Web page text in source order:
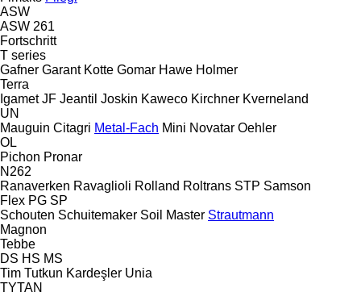
ASW
ASW 261
Fortschritt
T series
Gafner Garant Kotte Gomar Hawe Holmer
Terra
Igamet JF Jeantil Joskin Kaweco Kirchner Kverneland
UN
Mauguin Citagri Metal-Fach Mini Novatar Oehler
OL
Pichon Pronar
N262
Ranaverken Ravaglioli Rolland Roltrans STP Samson
Flex PG SP
Schouten Schuitemaker Soil Master Strautmann
Magnon
Tebbe
DS HS MS
Tim Tutkun Kardeşler Unia
TYTAN